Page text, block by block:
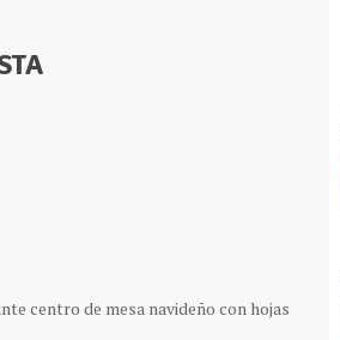
centro de mesa navideño con hojas